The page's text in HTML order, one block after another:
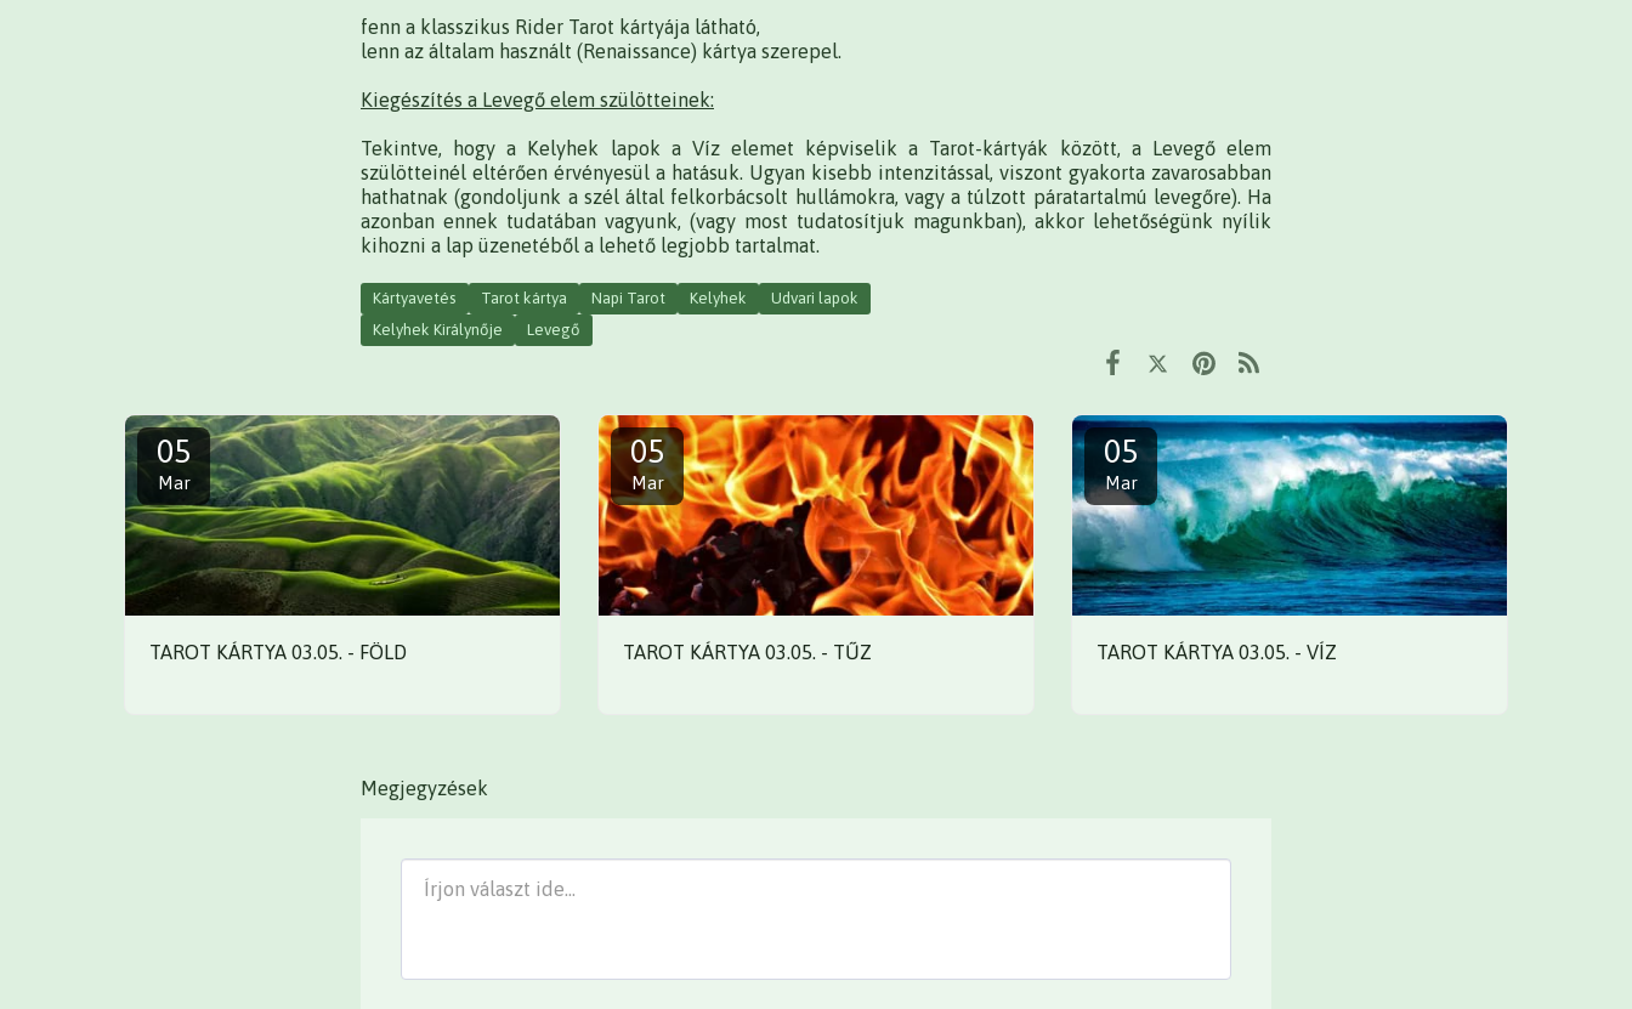
fenn a klasszikus Rider Tarot kártyája látható,
lenn az általam használt (Renaissance) kártya szerepel.
Kiegészítés a Levegő elem szülötteinek:
Tekintve, hogy a Kelyhek lapok a Víz elemet képviselik a Tarot-kártyák között, a Levegő elem
szülötteinél eltérően érvényesül a hatásuk. Ugyan kisebb intenzitással, viszont gyakorta zavarosabban
hathatnak (gondoljunk a szél által felkorbácsolt hullámokra, vagy a túlzott páratartalmú levegőre). Ha
azonban ennek tudatában vagyunk, (vagy most tudatosítjuk magunkban), akkor lehetőségünk nyílik
kihozni a lap üzenetéből a lehető legjobb tartalmat.
Kártyavetés Tarot kártya Napi Tarot Kelyhek
Udvari lapok
Kelyhek Királynője
Levegő
05
Mar
TAROT KÁRTYA 03.05. - FÖLD
05
Mar
TAROT KÁRTYA 03.05. - TŰZ
05
Mar
TAROT KÁRTYA 03.05. - VÍZ
Megjegyzések